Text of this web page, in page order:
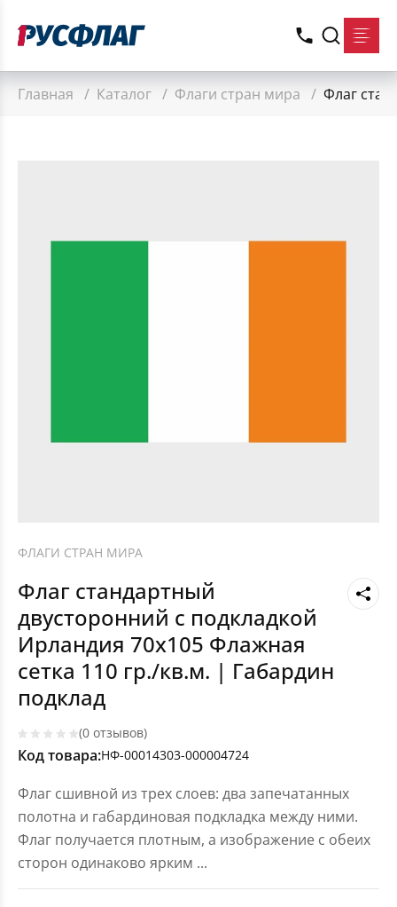
Главная / Каталог / Флаги стран мира / Флаг
ФЛАГИ СТРАН МИРА
Флаг стандартный
двусторонний с подкладкой
Ирландия 70х105 Флажная
сетка 110 гр./кв.м. | Габардин
подклад
(0 отзывов)
Код товара:НФ-00014303-000004724
Флаг сшивной из трех слоев: два запечатанных
полотна и габардиновая подкладка между ними.
Флаг получается плотным, а изображение с обеих
сторон одинаково ярким ...